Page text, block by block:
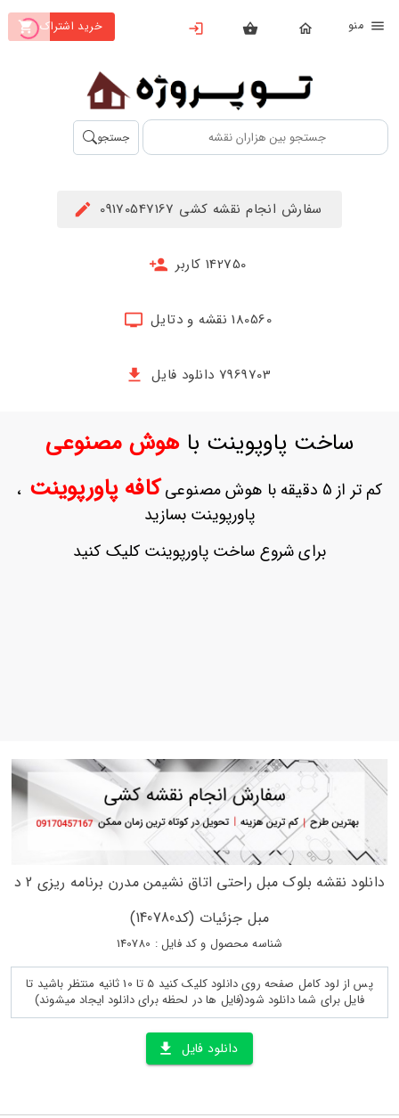
خرید اشتراک
بستن
محصولات
تهیه
اشتراک
حساب
ثبت
بازیابی
جستجو
سفارش انجام نقشه کشی 09170547167
142750 کاربر
180560 نقشه و دتایل
7969703 دانلود فایل
ساخت پاوپوینت باهوش مصنوعی
کم تر از 5 دقیقه با هوش مصنوعی کافه پاورپوینت ،
پاورپوینت بسازید
برای شروع ساخت پاورپوینت کلیک کنید
دانلود نقشه بلوک مبل راحتی اتاق نشیمن مدرن برنامه ریزی 2 د
مبل جزئیات (کد140780)
شناسه محصول و کد فایل : 140780
پس از لود کامل صفحه روی دانلود کلیک کنید 5 تا 10 ثانیه منتظر باشید تا
فایل برای شما دانلود شود(فایل ها در لحظه برای دانلود ایجاد میشوند)
دانلود فایل